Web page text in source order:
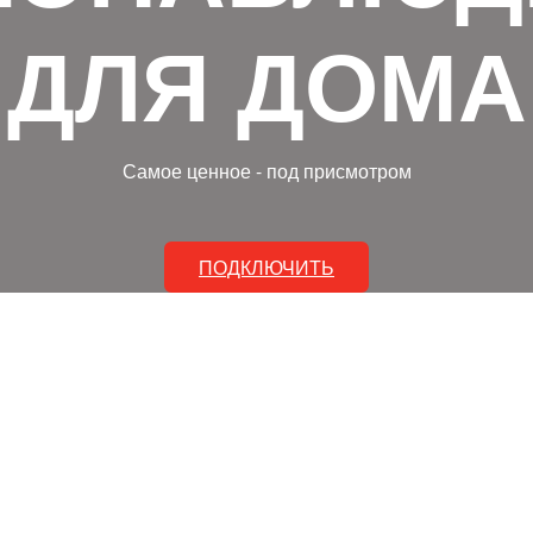
ДЛЯ ДОМА
Самое ценное - под присмотром
ПОДКЛЮЧИТЬ